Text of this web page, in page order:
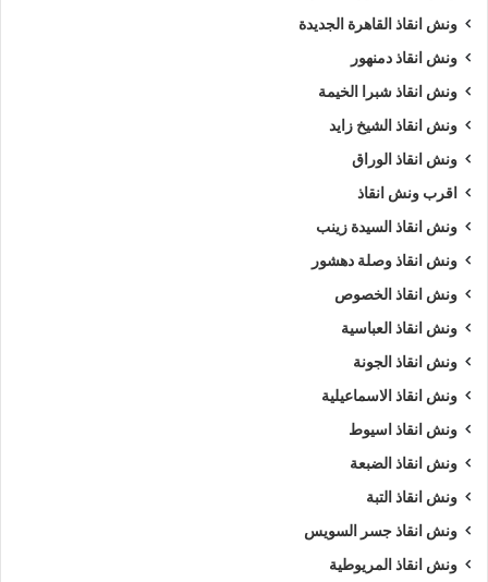
ونش انقاذ القاهرة الجديدة
ونش انقاذ دمنهور
ونش انقاذ شبرا الخيمة
ونش انقاذ الشيخ زايد
ونش انقاذ الوراق
اقرب ونش انقاذ
ونش انقاذ السيدة زينب
ونش انقاذ وصلة دهشور
ونش انقاذ الخصوص
ونش انقاذ العباسية
ونش انقاذ الجونة
ونش انقاذ الاسماعيلية
ونش انقاذ اسيوط
ونش انقاذ الضبعة
ونش انقاذ التبة
ونش انقاذ جسر السويس
ونش انقاذ المريوطية